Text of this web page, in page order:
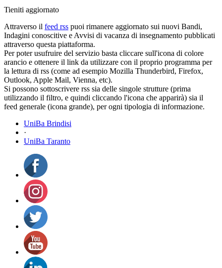
Tieniti aggiornato
Attraverso il feed rss puoi rimanere aggiornato sui nuovi Bandi,
Indagini conoscitive e Avvisi di vacanza di insegnamento pubblicati
attraverso questa piattaforma.
Per poter usufruire del servizio basta cliccare sull'icona di colore
arancio e ottenere il link da utilizzare con il proprio programma per
la lettura di rss (come ad esempio Mozilla Thunderbird, Firefox,
Outlook, Apple Mail, Vienna, etc).
Si possono sottoscrivere rss sia delle singole strutture (prima
utilizzando il filtro, e quindi cliccando l'icona che apparirà) sia il
feed generale (icona grande), per ogni tipologia di informazione.
UniBa Brindisi
·
UniBa Taranto